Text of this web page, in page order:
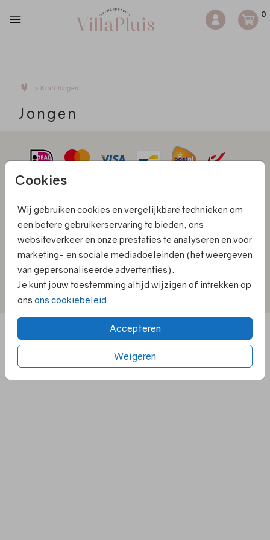
0
Cookies
Wij gebruiken cookies en vergelijkbare technieken om
een betere gebruikerservaring te bieden, ons
websiteverkeer en onze prestaties te analyseren en voor
marketing- en sociale mediadoeleinden (het weergeven
van gepersonaliseerde advertenties).
Je kunt jouw toestemming altijd wijzigen of intrekken op
ons ons cookiebeleid
Accepteren
Weigeren
> Kraft Jongen
Jongen
Informatie
Klantenservice
Privacy statement|Algemene Voorwaarden|
Cookiebeleid|Klachtenregeling